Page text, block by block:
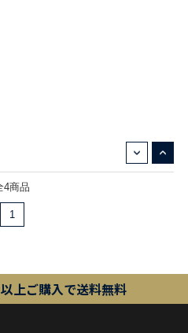
4商品
1
上ご購入で送料無料